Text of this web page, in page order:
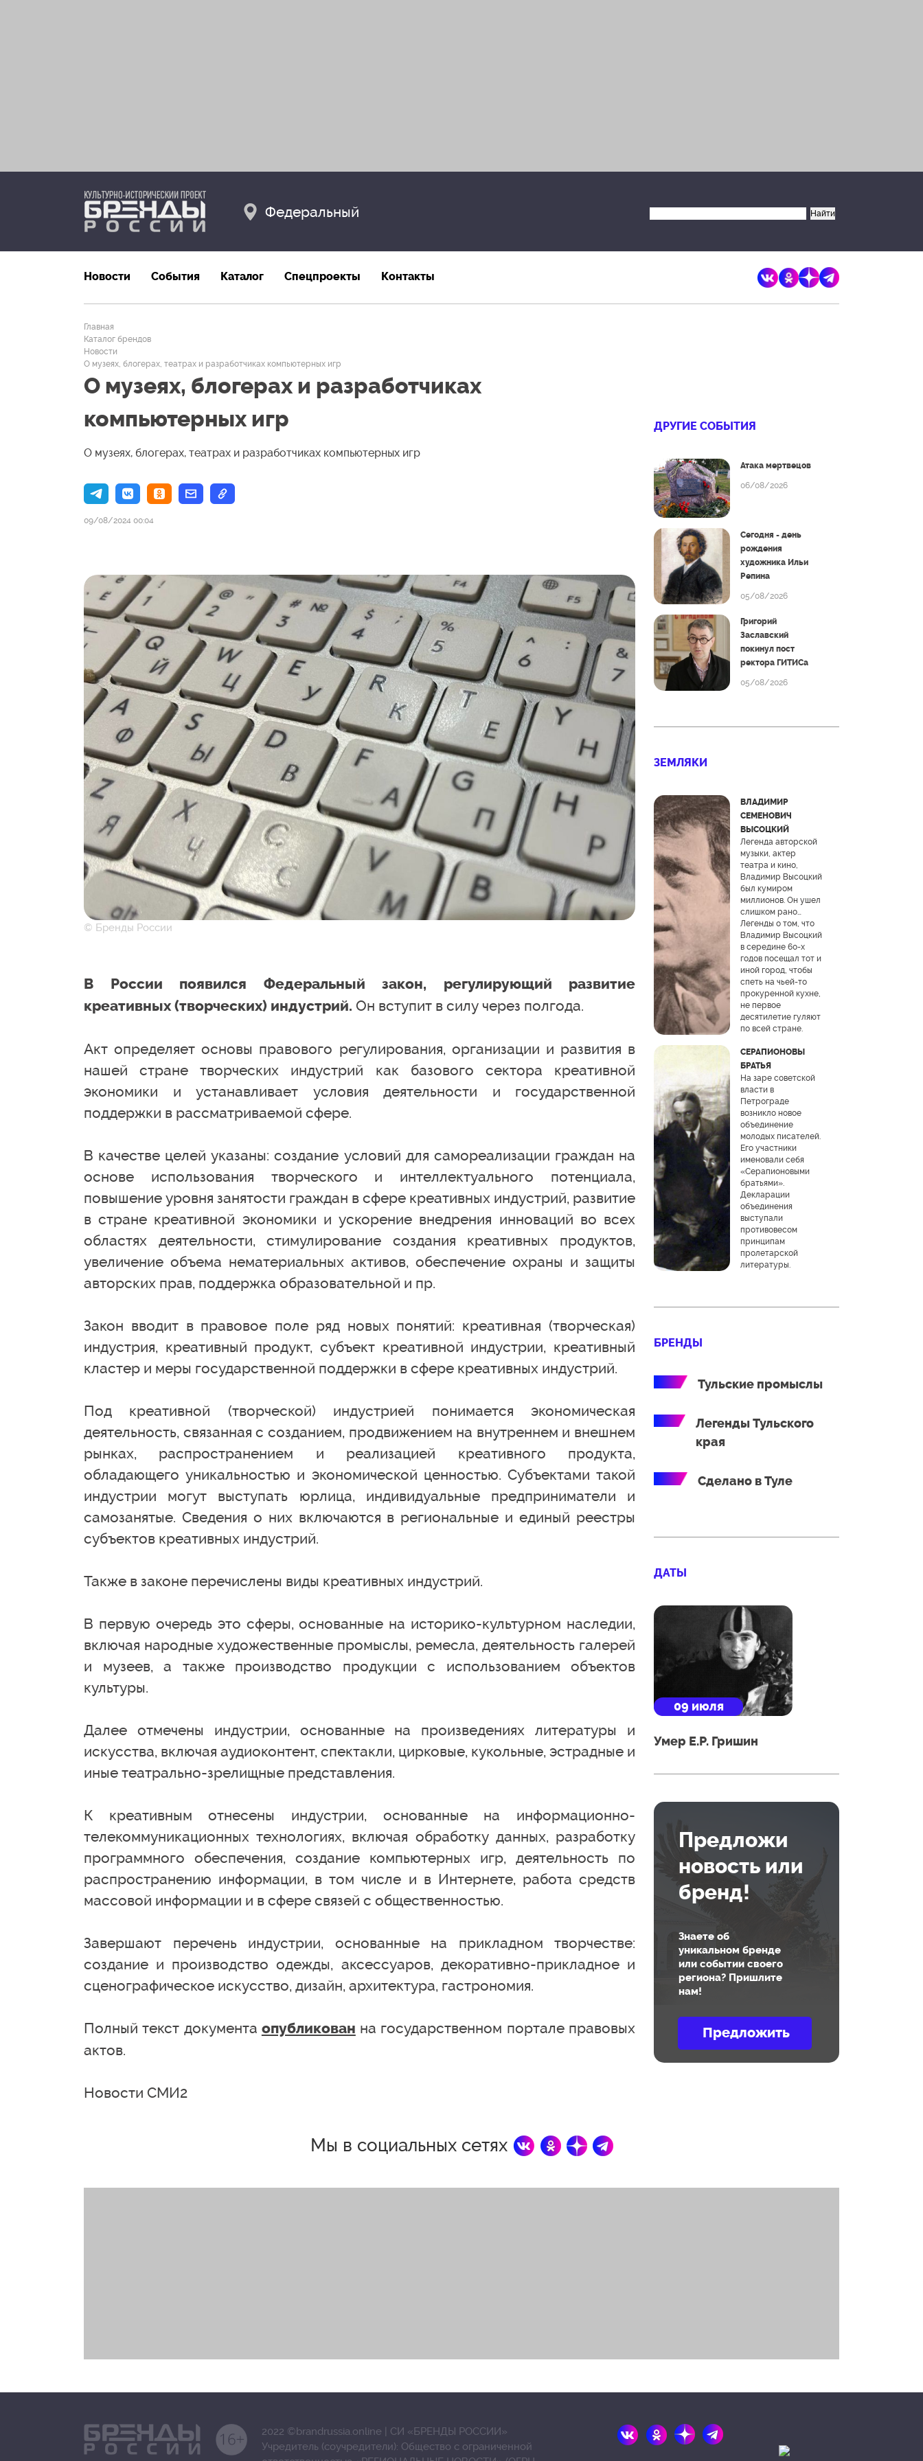
Федеральный
Новости События Каталог Спецпроекты Контакты
Главная
Каталог брендов
Новости
О музеях, блогерах, театрах и разработчиках компьютерных игр
О музеях, блогерах и разработчиках
компьютерных игр
О музеях, блогерах, театрах и разработчиках компьютерных игр
09/08/2024 00:04
© Бренды России
В России появился Федеральный закон, регулирующий развитие
креативных (творческих) индустрий. Он вступит в силу через полгода.
Акт определяет основы правового регулирования, организации и развития в
нашей стране творческих индустрий как базового сектора креативной
экономики и устанавливает условия деятельности и государственной
поддержки в рассматриваемой сфере.
В качестве целей указаны: создание условий для самореализации граждан на
основе использования творческого и интеллектуального потенциала,
повышение уровня занятости граждан в сфере креативных индустрий, развитие
в стране креативной экономики и ускорение внедрения инноваций во всех
областях деятельности, стимулирование создания креативных продуктов,
увеличение объема нематериальных активов, обеспечение охраны и защиты
авторских прав, поддержка образовательной и пр.
Закон вводит в правовое поле ряд новых понятий: креативная (творческая)
индустрия, креативный продукт, субъект креативной индустрии, креативный
кластер и меры государственной поддержки в сфере креативных индустрий.
Под креативной (творческой) индустрией понимается экономическая
деятельность, связанная с созданием, продвижением на внутреннем и внешнем
рынках, распространением и реализацией креативного продукта,
обладающего уникальностью и экономической ценностью. Субъектами такой
индустрии могут выступать юрлица, индивидуальные предприниматели и
самозанятые. Сведения о них включаются в региональные и единый реестры
субъектов креативных индустрий.
Также в законе перечислены виды креативных индустрий.
В первую очередь это сферы, основанные на историко-культурном наследии,
включая народные художественные промыслы, ремесла, деятельность галерей
и музеев, а также производство продукции с использованием объектов
культуры.
Далее отмечены индустрии, основанные на произведениях литературы и
искусства, включая аудиоконтент, спектакли, цирковые, кукольные, эстрадные и
иные театрально-зрелищные представления.
К креативным отнесены индустрии, основанные на информационно-
телекоммуникационных технологиях, включая обработку данных, разработку
программного обеспечения, создание компьютерных игр, деятельность по
распространению информации, в том числе и в Интернете, работа средств
массовой информации и в сфере связей с общественностью.
Завершают перечень индустрии, основанные на прикладном творчестве:
создание и производство одежды, аксессуаров, декоративно-прикладное и
сценографическое искусство, дизайн, архитектура, гастрономия.
Полный текст документа опубликован на государственном портале правовых
актов.
Новости СМИ2
ДРУГИЕ СОБЫТИЯ
Атака мертвецов
06/08/2026
Сегодня - день
рождения
художника Ильи
Репина
05/08/2026
Григорий
Заславский
покинул пост
ректора ГИТИСа
05/08/2026
ЗЕМЛЯКИ
ВЛАДИМИР
СЕМЕНОВИЧ
ВЫСОЦКИЙ
Легенда авторской
музыки, актер
театра и кино,
Владимир Высоцкий
был кумиром
миллионов. Он ушел
слишком рано…
Легенды о том, что
Владимир Высоцкий
в середине 60-х
годов посещал тот и
иной город, чтобы
спеть на чьей-то
прокуренной кухне,
не первое
десятилетие гуляют
по всей стране.
СЕРАПИОНОВЫ
БРАТЬЯ
На заре советской
власти в
Петрограде
возникло новое
объединение
молодых писателей.
Его участники
именовали себя
«Серапионовыми
братьями».
Декларации
объединения
выступали
противовесом
принципам
пролетарской
литературы.
БРЕНДЫ
Тульские промыслы
Легенды Тульского
края
Сделано в Туле
ДАТЫ
09 июля
Умер Е.Р. Гришин
Предложи
новость или
бренд!
Знаете об
уникальном бренде
или событии своего
региона? Пришлите
нам!
Мы в социальных сетях
2022 ©brandrussia.online | СИ «БРЕНДЫ РОССИИ»
Учредитель (соучредители): Общество с ограниченной